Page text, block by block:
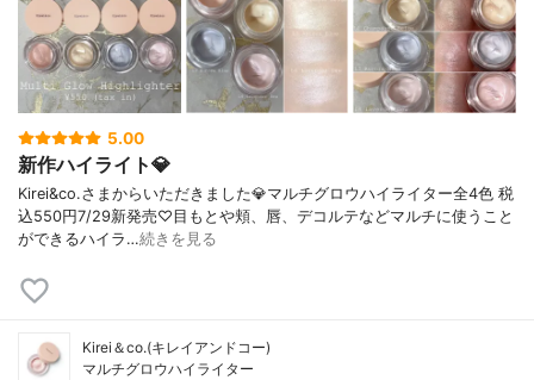
5.00
新作ハイライト💎
Kirei&co.さまからいただきました💎マルチグロウハイライター全4色 税
込550円7/29新発売♡目もとや頬、唇、デコルテなどマルチに使うこと
ができるハイラ…続きを見る
Kirei＆co.(キレイアンドコー)
マルチグロウハイライター